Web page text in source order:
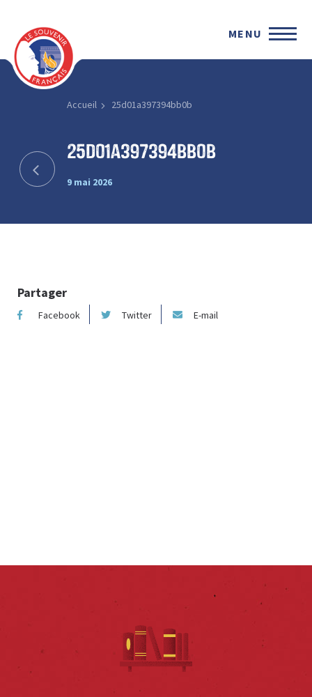
MENU
Accueil 25d01a397394bb0b
25d01a397394bb0b
9 mai 2026
Partager
Facebook Twitter E-mail